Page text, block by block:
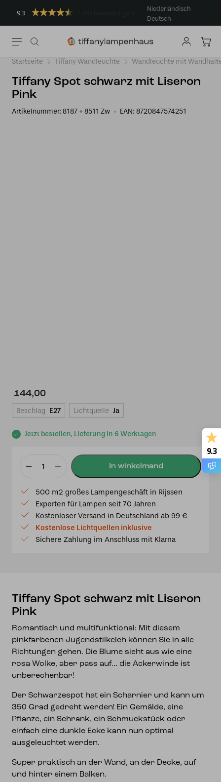
9.3
Niederländisch
Deutsch
Startseite Tiffany Wandleuchte Wandleuchte mit
Tiffany Spot schwarz mit Liseron
Pink
Artikelnummer: 8187 + 8511 Zw EAN: 8720847574251
Jetzt bestellen, Lieferung in 6 Werktagen
144,00
Beschlag E27 Lichtquelle Ja
Tiffany
schwarz
mit
Liseron
Pink
Menge
500 m2 großes Lampengeschäft in Rijssen
Experten für Lampen seit 70 Jahren
Kostenloser Versand in Deutschland ab 99 €
Kostenlose Lichtquellen inklusive
Sichere Zahlung im Anschluss mit Klarna
Tiffany Spot schwarz mit Liseron
Pink
Romantisch und multifunktional: Mit diesem
pinkfarbenen Jugendstilkelch können Sie in alle
Richtungen gehen. Die Blume sieht aus wie eine
rosa Wolke, aber pass auf… die Ackerwinde ist
unberechenbar!
Der Schwarzespot hat ein Scharnier und kann um
350 Grad gedreht werden! Ein Gemälde, eine
Pflanze, ein Schrank, ein Schmuckstück oder
einfach eine dunkle Ecke kann nun optimal
ausgeleuchtet werden.
Super praktisch an der Wand, an der Decke, auf
und hinter einem Balken.
9.3